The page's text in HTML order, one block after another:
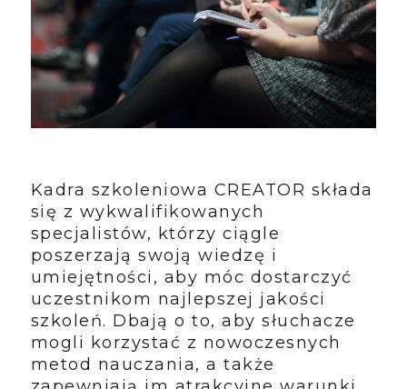
Kadra szkoleniowa CREATOR składa
się z wykwalifikowanych
specjalistów, którzy ciągle
poszerzają swoją wiedzę i
umiejętności, aby móc dostarczyć
uczestnikom najlepszej jakości
szkoleń. Dbają o to, aby słuchacze
mogli korzystać z nowoczesnych
metod nauczania, a także